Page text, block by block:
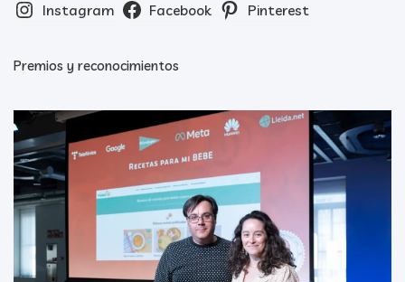
Instagram Facebook Pinterest
Premios y reconocimientos